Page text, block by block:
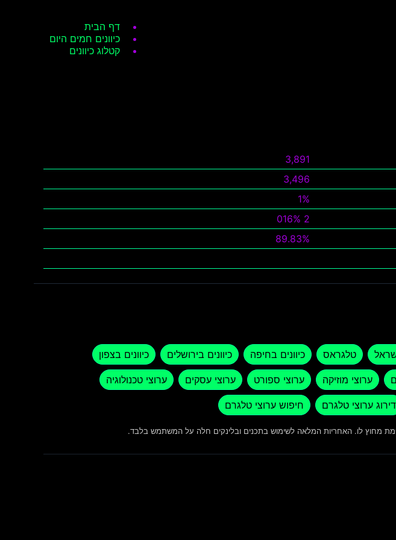
דף הבית
כיוונים חמים היום
קטלוג כיוונים
3,891
3,496
1%
2 016%
89.83%
טלגראס כיוונים בחיפה כיוונים בירושלים כיוונים בצפון
ערוצי מוזיקה ערוצי ספורט ערוצי עסקים ערוצי טכנולוגיה
דירוג ערוצי טלגרם חיפוש ערוצי טלגרם
מחוץ לו. האחריות המלאה לשימוש בתכנים ובלינקים חלה על המשתמש בלבד.